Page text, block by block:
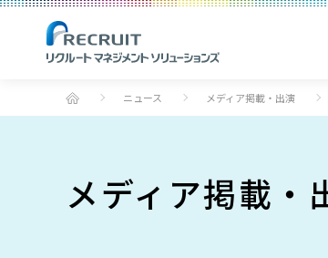
ニュース メディア掲載・出演
メディア掲載・